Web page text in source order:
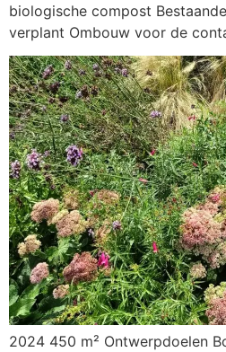
biologische compost
verplant Ombouw voor de
2024 450 m² Ontwerpdoelen